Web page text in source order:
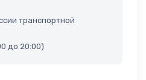
транспортной
до 20:00)